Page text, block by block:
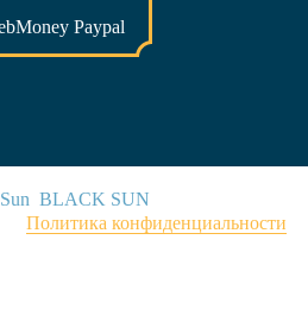
BLACK SUN
Политика конфиденциальности